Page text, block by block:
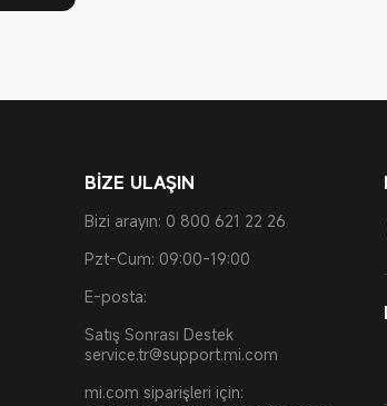
BİZE ULAŞIN
Bizi arayın: 0 800 621 22 26
Pzt-Cum: 09:00-19:00
E-posta:
Satış Sonrası Destek
service.tr@support.mi.com
mi.com siparişleri için: